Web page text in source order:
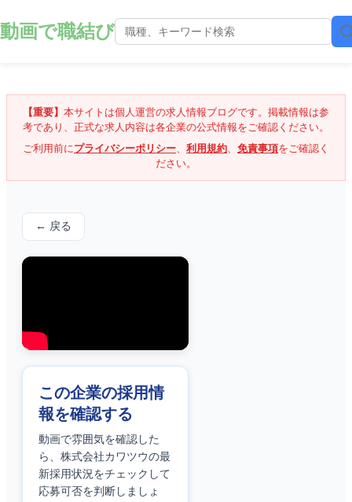
動画で職結び
【重要】 本サイトは個人運営の求人情報ブログです。掲載情報は参
考であり、正式な求人内容は各企業の公式情報をご確認ください。
ご利用前にプライバシーポリシー、 利用規約、 免責事項をご確認く
ださい。
← 戻る
この企業の採用情
報を確認する
動画で雰囲気を確認した
ら、 株式会社カワツウの最
新採用状況をチェックして
応募可否を判断しましょ